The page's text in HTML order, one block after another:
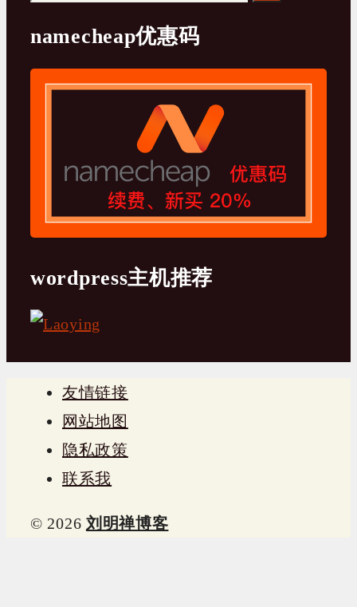
namecheap优惠码
wordpress主机推荐
友情链接
网站地图
隐私政策
联系我
© 2026 刘明禅博客